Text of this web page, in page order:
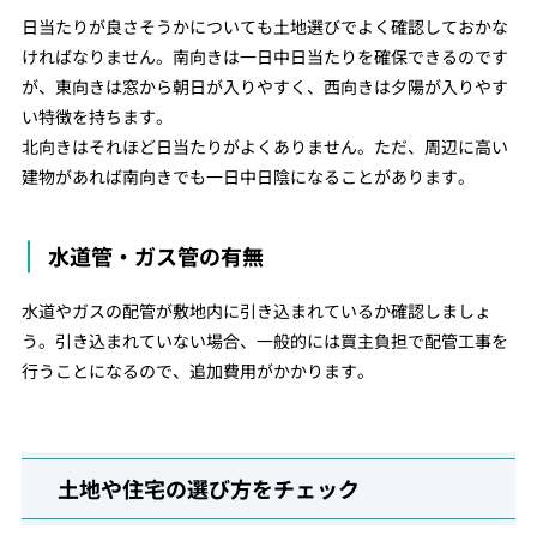
日当たりが良さそうかについても土地選びでよく確認しておかな
ければなりません。南向きは一日中日当たりを確保できるのです
が、東向きは窓から朝日が入りやすく、西向きは夕陽が入りやす
い特徴を持ちます。
北向きはそれほど日当たりがよくありません。ただ、周辺に高い
建物があれば南向きでも一日中日陰になることがあります。
水道管・ガス管の有無
水道やガスの配管が敷地内に引き込まれているか確認しましょ
う。引き込まれていない場合、一般的には買主負担で配管工事を
行うことになるので、追加費用がかかります。
土地や住宅の選び方をチェック